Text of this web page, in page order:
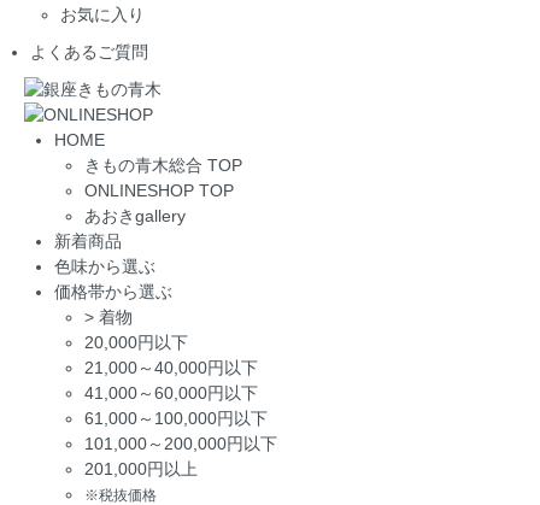
お気に入り
よくあるご質問
HOME
きもの青木総合 TOP
ONLINESHOP TOP
あおきgallery
新着商品
色味から選ぶ
価格帯から選ぶ
> 着物
20,000円以下
21,000～40,000円以下
41,000～60,000円以下
61,000～100,000円以下
101,000～200,000円以下
201,000円以上
※税抜価格